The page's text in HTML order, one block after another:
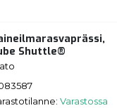
Shuttle®
Varastossa